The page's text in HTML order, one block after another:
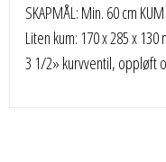
SKAPMÅL: Min. 60 cm
Liten kum: 170 x 285 x 130
3 1/2» kurvventil, oppløft